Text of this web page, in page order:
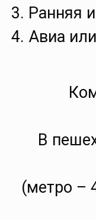
Ранняя
Авиа
В
(метро –